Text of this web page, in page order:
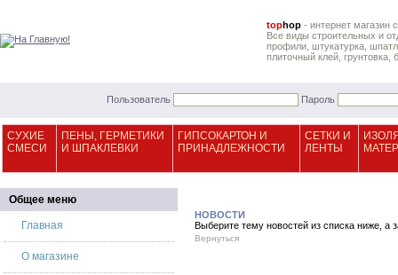
tophop - интернет магазин
Все виды строительных и
профили, штукатурка,
плиточный клей, грунтовка,
Пользователь Пароль
СУХИЕ
СМЕСИ
ПЕНЫ, ГЕРМЕТИКИ
И ШПАКЛЕВКИ
ГИПСОКАРТОН И
ПРИНАДЛЕЖНОСТИ
СЕТКИ И
ЛЕНТЫ
Общее меню
Главная
О магазине
НОВОСТИ
Выберите тему новостей из списка ниже, а
Вернуться